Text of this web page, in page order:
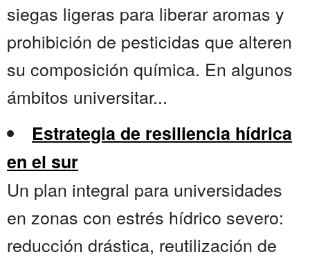
siegas ligeras para liberar aromas y
prohibición de pesticidas que alteren
su composición química. En algunos
ámbitos universitar...
Estrategia de resiliencia hídrica
en el sur
Un plan integral para universidades
en zonas con estrés hídrico severo:
reducción drástica, reutilización de